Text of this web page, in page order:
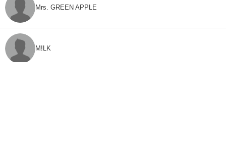
Mrs. GREEN APPLE
M!LK